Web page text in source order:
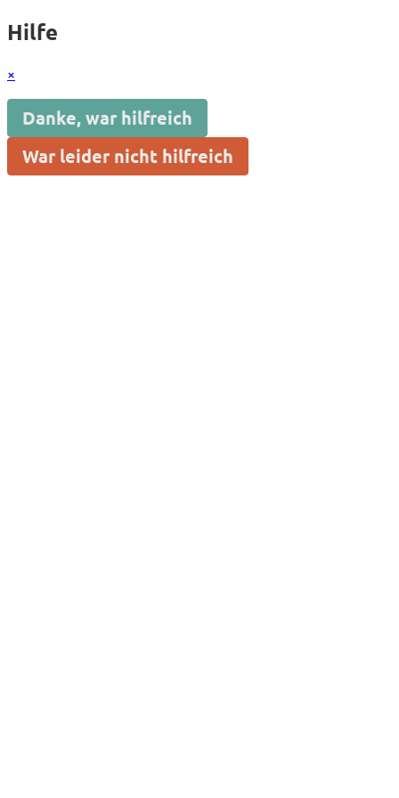
Hilfe
×
Danke, war hilfreich
War leider nicht hilfreich